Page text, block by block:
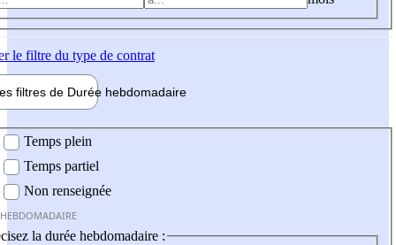
le filtre du type de contrat
filtres de Durée hebdomadaire
Temps plein
Temps partiel
Non renseignée
la durée hebdomadaire :